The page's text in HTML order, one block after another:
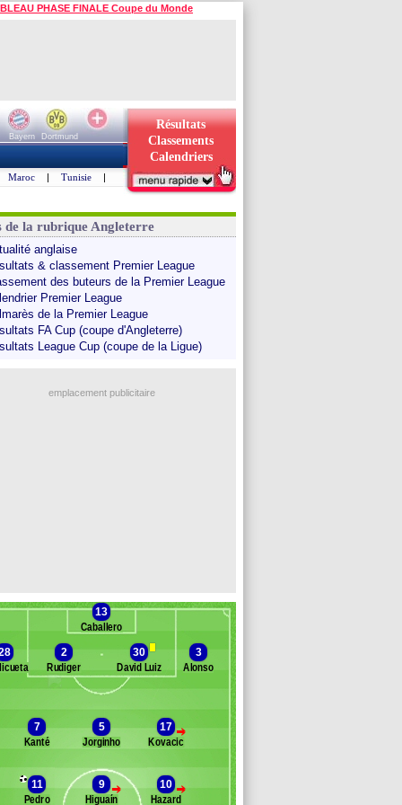
PHASE FINALE Coupe du Monde
Bayern
Dortmund
Résultats
Classements
Calendriers
Maroc | Tunisie |
de la rubrique Angleterre
anglaise
& classement Premier League
des buteurs de la Premier League
Premier League
de la Premier League
FA Cup (coupe d'Angleterre)
League Cup (coupe de la Ligue)
emplacement publicitaire
Banc des remplaçants Chelsea
13
Caballero
2
Rudiger
30
David Luiz
3
Alonso
7
Kanté
5
Jorginho
>
17
Kovacic
11
Pedro
>
9
Higuaín
>
10
Hazard